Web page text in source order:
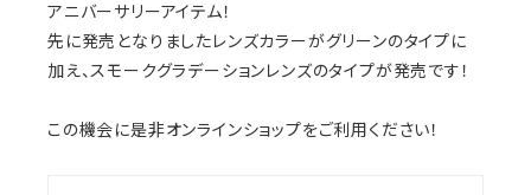
アニバーサリーアイテム！
先に発売となりましたレンズカラーがグリーンのタイプに
加え、スモークグラデーションレンズのタイプが発売です！
この機会に是非オンラインショップをご利用ください！